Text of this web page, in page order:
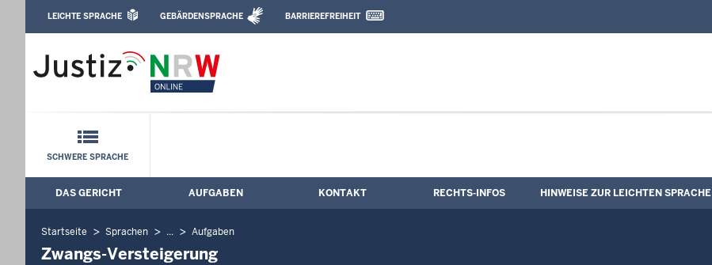
Amtsgericht Monschau: Zwangs-Versteigerung
Leichte Sprache, Gebärdensprachenvideo und Kontaktformular
LEICHTE SPRACHE GEBÄRDENSPRACHE BARRIEREFREIHEIT
Schnellnavigation mit Volltext-Suche
SCHWERE SPRACHE
Hauptmenü: Hauptnavigation
DAS GERICHT AUFGABEN KONTAKT RECHTS-INFOS HINWEISE ZUR LEICHTEN SPRACHE
Startseite Sprachen ... Aufgaben
Zwangs-Versteigerung